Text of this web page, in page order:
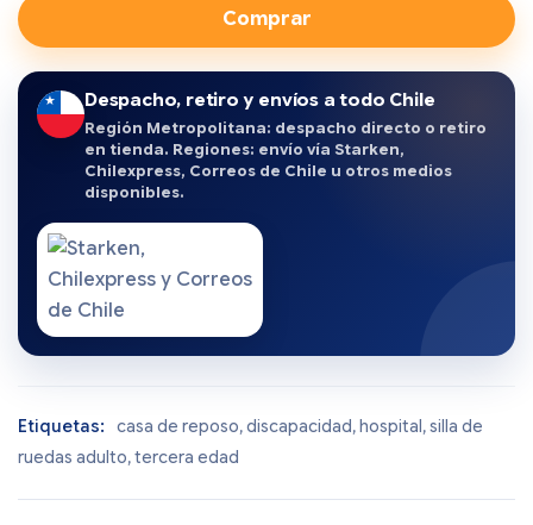
Comprar
Despacho, retiro y envíos a todo Chile
Región Metropolitana: despacho directo o retiro
en tienda. Regiones: envío vía Starken,
Chilexpress, Correos de Chile u otros medios
disponibles.
Etiquetas: casa de reposo,discapacidad,hospital,silla de
ruedas adulto,tercera edad